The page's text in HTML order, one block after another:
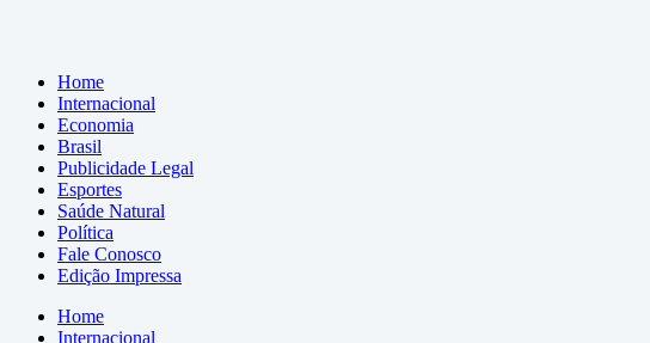
Home
Internacional
Economia
Brasil
Publicidade Legal
Esportes
Saúde Natural
Política
Fale Conosco
Edição Impressa
Home
Internacional